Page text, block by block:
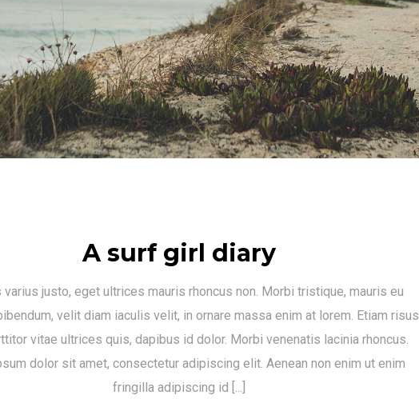
A surf girl diary
varius justo, eget ultrices mauris rhoncus non. Morbi tristique, mauris eu
velit diam iaculis velit, in ornare massa enim at lorem. Etiam risus
vitae ultrices quis, dapibus id dolor. Morbi venenatis lacinia rhoncus.
dolor sit amet, consectetur adipiscing elit. Aenean non enim ut enim
fringilla adipiscing id [...]